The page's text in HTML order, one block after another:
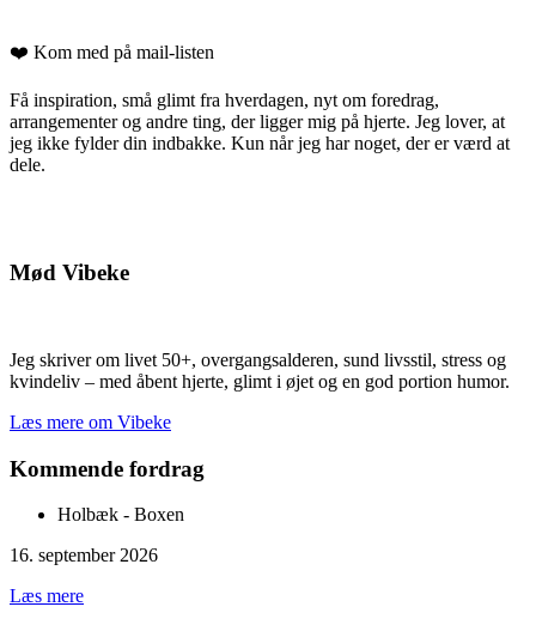
❤️ Kom med på mail-listen
Få inspiration, små glimt fra hverdagen, nyt om foredrag,
arrangementer og andre ting, der ligger mig på hjerte. Jeg lover, at
jeg ikke fylder din indbakke. Kun når jeg har noget, der er værd at
dele.
Mød Vibeke
Jeg skriver om livet 50+, overgangsalderen, sund livsstil, stress og
kvindeliv – med åbent hjerte, glimt i øjet og en god portion humor.
Læs mere om Vibeke
Kommende fordrag
Holbæk - Boxen
16. september 2026
Læs mere